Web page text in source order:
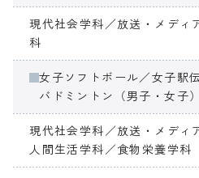
現代社会学科／放送・メディ
科
女子ソフトボール／女子駅
バドミントン（男子・女子）
現代社会学科／放送・メディ
人間生活学科／食物栄養学科